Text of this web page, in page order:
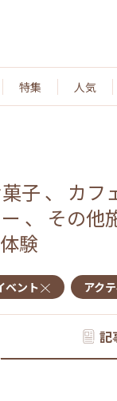
特集 人気
子 、 カフ
、 その他
験
ベント アク
記